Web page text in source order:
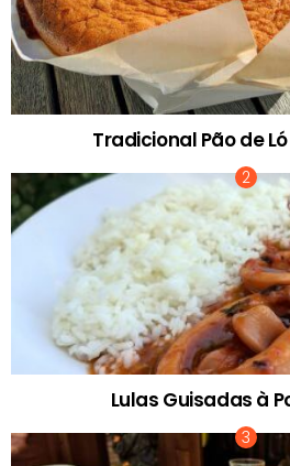
Tradicional Pão de
Lulas Guisadas à